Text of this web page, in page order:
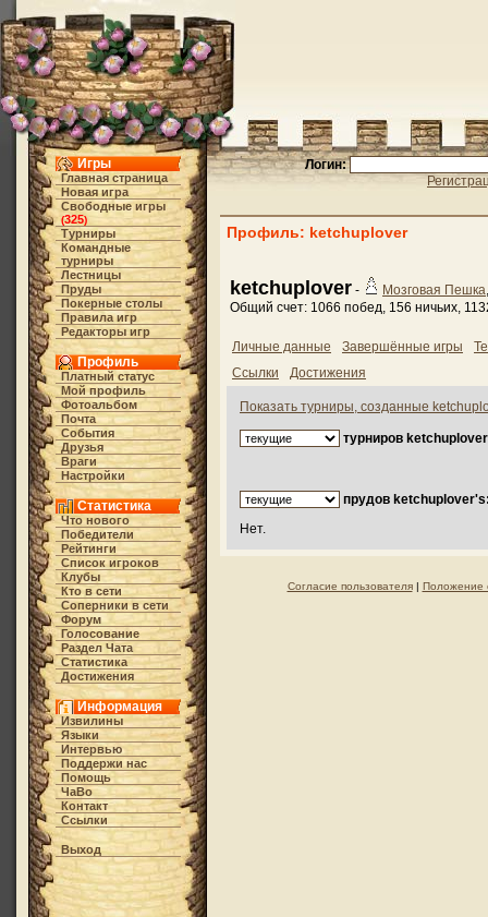
Игры
Главная страница
Новая игра
Свободные игры
(325)
Турниры
Командные
турниры
Лестницы
Пруды
Покерные столы
Правила игр
Редакторы игр
Профиль
Платный статус
Мой профиль
Фотоальбом
Почта
События
Друзья
Враги
Настройки
Статистика
Что нового
Победители
Рейтинги
Список игроков
Клубы
Кто в cети
Соперники в сети
Форум
Голосование
Раздел Чата
Статистика
Достижения
Информация
Извилины
Языки
Интервью
Поддержи нас
Помощь
ЧаВо
Контакт
Ссылки
Выход
Логин:
Профиль: ketchuplover
ketchuplover - Мозговая Пешка
Общий счет: 1066 побед, 156 ничьих,
Личные данные Завершённые игры
Ссылки
Достижения
Показать турниры, созданные
турниров
прудов
Нет.
Согласие пользователя| Положение